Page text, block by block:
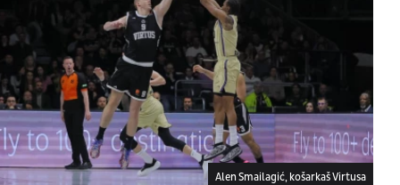
Alen Smailagić, košarkaš Virtusa